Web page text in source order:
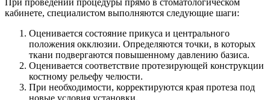
кабинете, специалистом выполняются следующие шаги:
Оценивается состояние прикуса и центрального
положения окклюзии. Определяются точки, в которых
ткани подвергаются повышенному давлению базиса.
Оценивается соответствие протезирующей конструкции
костному рельефу челюсти.
При необходимости, корректируются края протеза под
новые условия установки.